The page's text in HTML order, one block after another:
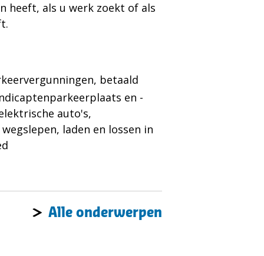
heeft, als u werk zoekt of als
betaald
en -
auto's,
laden en lossen in
Alle onderwerpen